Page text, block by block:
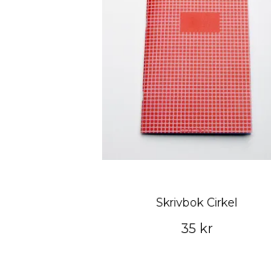
Skrivbok Cirkel
35 kr